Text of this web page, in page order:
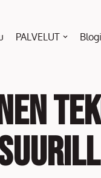
PALVELUT Blogi